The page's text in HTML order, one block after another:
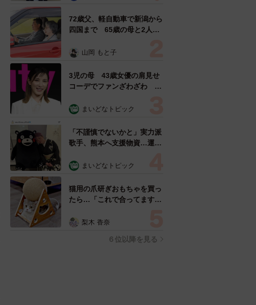
72歳父、軽自動車で新潟から
四国まで 65歳の母と2人で
憩まで分刻み… 「大学生で
山岡 もと子
3児の母 43歳女優の肩見せ
コーデでファンざわざわ
見」「むっかしからずっと可
まいどなトピック
「不謹慎でないかと」実力派
歌手、熊本へ支援物資…運搬
めらい 「痛いほど伝わる」
まいどなトピック
猫用の爪研ぎおもちゃを買っ
たら…「これで合ってます
響 「100点満点」「かわい
梨木 香奈
６位以降を見る